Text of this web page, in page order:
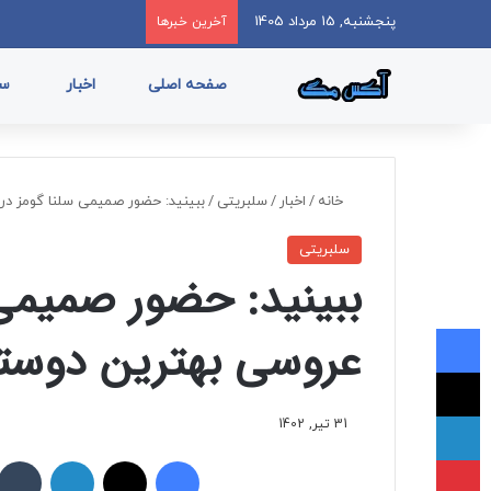
پنجشنبه, 15 مرداد 1405 آخرین خبرها
صفحه اصلی اخبار
خانه / اخبار /سلبریتی /ببینید: حضور صمیمی سلنا
سلبریتی
ببینید: حضور
عروسی بهترین
31 تیر, 1402
ایکس